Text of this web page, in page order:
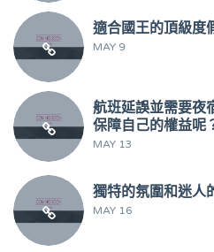
適合國王的頂級度
MAY 9
航班延誤並需要夜
保障自己的權益呢
MAY 13
獨特的氛圍和迷人
MAY 16